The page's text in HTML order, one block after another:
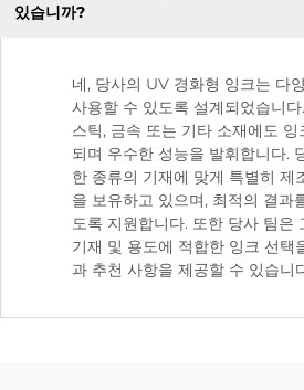
있습니까?
네, 당사의 UV 경화형 잉크는 다
사용할 수 있도록 설계되었습니
스틱, 금속 또는 기타 소재에도
되며 우수한 성능을 발휘합니다.
한 종류의 기재에 맞게 특별히 제
을 보유하고 있으며, 최적의 결과
도록 지원합니다. 또한 당사 팀은
기재 및 용도에 적합한 잉크 선택
과 추천 사항을 제공할 수 있습니